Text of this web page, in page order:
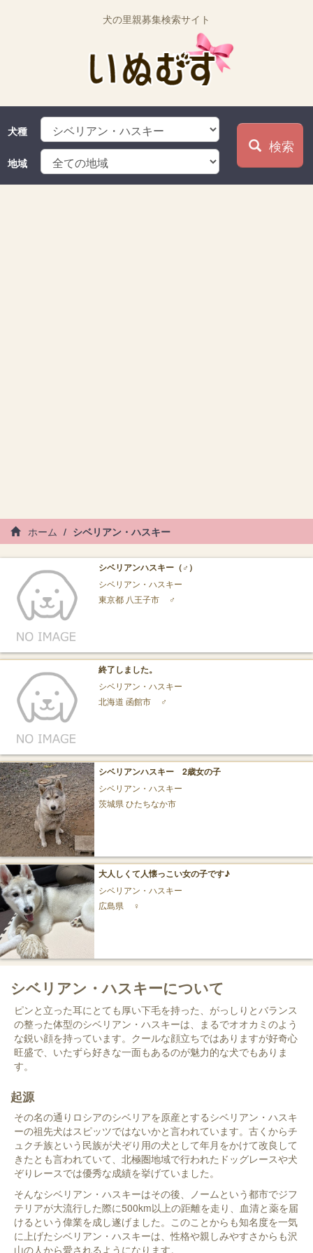
犬の里親募集検索サイト
犬種
地域
検索
ホーム シベリアン・ハスキー
シベリアンハスキー（♂）
シベリアン・ハスキー
東京都 八王子市
♂
終了しました。
シベリアン・ハスキー
北海道 函館市
♂
シベリアンハスキー 2歳女の子
シベリアン・ハスキー
茨城県 ひたちなか市
大人しくて人懐っこい女の子です♪
シベリアン・ハスキー
広島県
♀
シベリアン・ハスキーについて
ピンと立った耳にとても厚い下毛を持った、がっしりとバランス
の整った体型のシベリアン・ハスキーは、まるでオオカミのよう
な鋭い顔を持っています。クールな顔立ちではありますが好奇心
旺盛で、いたずら好きな一面もあるのが魅力的な犬でもありま
す。
起源
その名の通りロシアのシベリアを原産とするシベリアン・ハスキ
ーの祖先犬はスピッツではないかと言われています。古くからチ
ュクチ族という民族が犬ぞり用の犬として年月をかけて改良して
きたとも言われていて、北極圏地域で行われたドッグレースや犬
ぞりレースでは優秀な成績を挙げていました。
そんなシベリアン・ハスキーはその後、ノームという都市でジフ
テリアが大流行した際に500km以上の距離を走り、血清と薬を届
けるという偉業を成し遂げました。このことからも知名度を一気
に上げたシベリアン・ハスキーは、性格や親しみやすさからも沢
山の人から愛されるようになります。